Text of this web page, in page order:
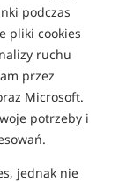
podczas
pliki cookies
ruchu
przez
Microsoft.
potrzeby i
jednak nie